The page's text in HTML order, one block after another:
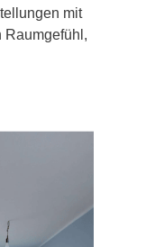
mit
Raumgefühl,